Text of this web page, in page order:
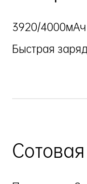
3920/
Быстрая